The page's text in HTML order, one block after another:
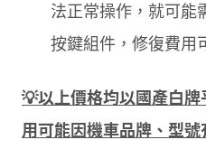
法正常操作，就可能
按鍵組件，修復費用
💡以上價格均以國產白
用可能因機車品牌、型號